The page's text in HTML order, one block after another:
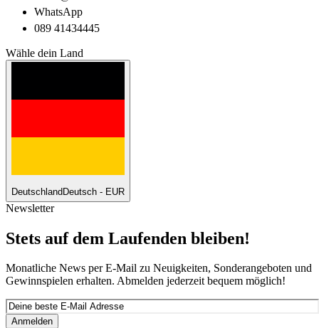
WhatsApp
089 41434445
Wähle dein Land
DeutschlandDeutsch - EUR
Newsletter
Stets auf dem Laufenden bleiben!
Monatliche News per E-Mail zu Neuigkeiten, Sonderangeboten und
Gewinnspielen erhalten. Abmelden jederzeit bequem möglich!
Anmelden